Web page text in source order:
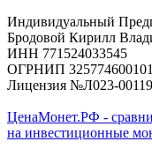
Индивидуальный
Бродовой Кирилл
ИНН 771524033545
ОГРНИП
Лицензия №Л023-
ЦенаМонет.РФ -
на инвестиционные